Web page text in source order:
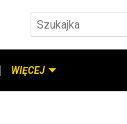
WIĘCEJ